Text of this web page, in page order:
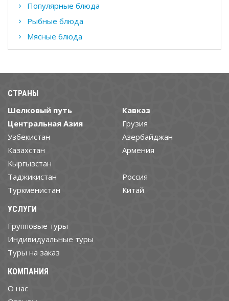
Популярные блюда
Рыбные блюда
Мясные блюда
СТРАНЫ
Шелковый путь
Центральная Азия
Узбекистан
Казахстан
Кыргызстан
Таджикистан
Туркменистан
Кавказ
Грузия
Азербайджан
Армения
Россия
Китай
УСЛУГИ
Групповые туры
Индивидуальные туры
Туры на заказ
КОМПАНИЯ
О нас